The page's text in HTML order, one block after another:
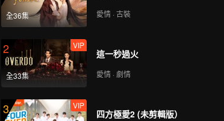
全36集 愛情 · 古裝
2
全33集
VIP
這一秒過火
愛情 · 劇情
3 VIP
四方極愛2 (未剪輯版）